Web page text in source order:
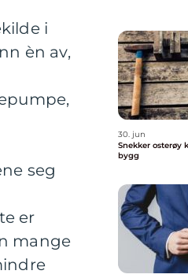
i
èn av,
seg
er
mange
30. jun
Snekker osterøy kvalitet i hvert eneste
bygg